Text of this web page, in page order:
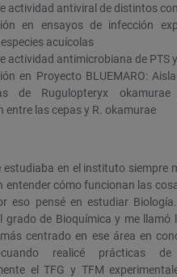
actividad antiviral de distintos
en ensayos de infección
acuícolas
actividad antimicrobiana de PTS
en Proyecto BLUEMARO:
de Rugulopteryx
entre las cepas y R. okamurae
estudiaba en el instituto siempre
entender cómo funcionan las
eso pensé en estudiar
grado de Bioquímica y me llamó
centrado en ese área en
realicé prácticas
el TFG y TFM